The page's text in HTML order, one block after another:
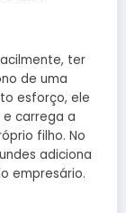
ter
de uma
esforço, ele
carrega a
filho. No
adiciona
empresário.